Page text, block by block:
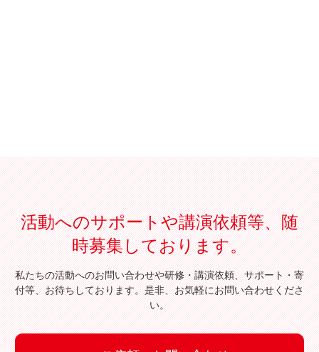
活動へのサポートや講演依頼等、随
時募集しております。
私たちの活動へのお問い合わせや研修・講演依頼、サポート・寄
付等、お待ちしております。是非、お気軽にお問い合わせくださ
い。